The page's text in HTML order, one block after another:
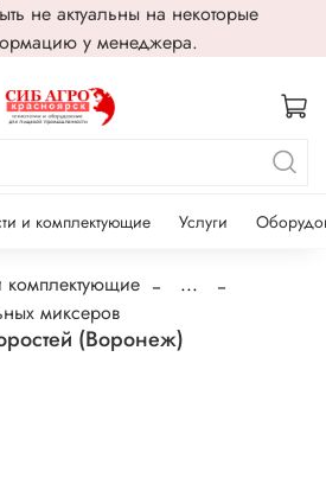
не актуальны на некоторые
у менеджера.
и комплектующие Услуги
комплектующие
...
миксеров
(Воронеж)